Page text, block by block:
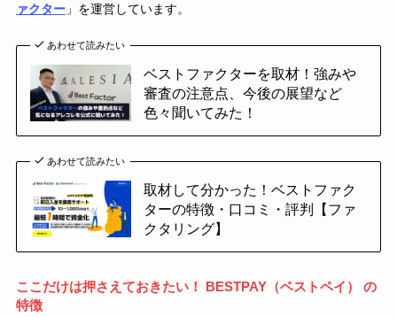
ァクター」を運営しています。
あわせて読みたい
ベストファクターを取材！強みや
審査の注意点、今後の展望など
色々聞いてみた！
あわせて読みたい
取材して分かった！ベストファク
ターの特徴・口コミ・評判【ファ
クタリング】
ここだけは押さえておきたい！ BESTPAY（ベストペイ）
の
特徴